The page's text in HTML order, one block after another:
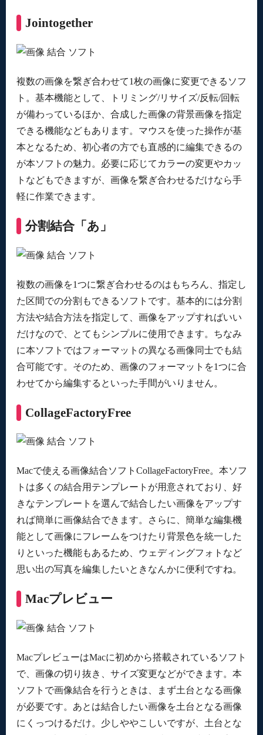
Jointogether
複数の画像を繋ぎ合わせて1枚の画像に変更できるソフ
ト。基本機能として、トリミング/リサイズ/反転/回転
が備わっているほか、合成した画像の背景画像を指定
できる機能などもあります。マウスを使った操作が基
本となるため、初心者の方でも直感的に編集できるの
が本ソフトの魅力。必要に応じてカラーの変更やカッ
トなどもできますが、画像を繋ぎ合わせるだけなら手
軽に作業できます。
分割結合「あ」
複数の画像を1つに繋ぎ合わせるのはもちろん、指定し
た区間での分割もできるソフトです。基本的には分割
方法や結合方法を指定して、画像をアップすればいい
だけなので、とてもシンプルに使用できます。ちなみ
に本ソフトではフォーマットの異なる画像同士でも結
合可能です。そのため、画像のフォーマットを1つに合
わせてから編集するといった手間がいりません。
CollageFactoryFree
Macで使える画像結合ソフトCollageFactoryFree。本ソフ
トは多くの結合用テンプレートが用意されており、好
きなテンプレートを選んで結合したい画像をアップす
れば簡単に画像結合できます。さらに、簡単な編集機
能として画像にフレームをつけたり背景色を統一した
りといった機能もあるため、ウェディングフォトなど
思い出の写真を編集したいときなんかに便利ですね。
Macプレビュー
MacプレビューはMacに初めから搭載されているソフト
で、画像の切り抜き、サイズ変更などができます。本
ソフトで画像結合を行うときは、まず土台となる画像
が必要です。あとは結合したい画像を土台となる画像
にくっつけるだけ。少しややこしいですが、土台とな